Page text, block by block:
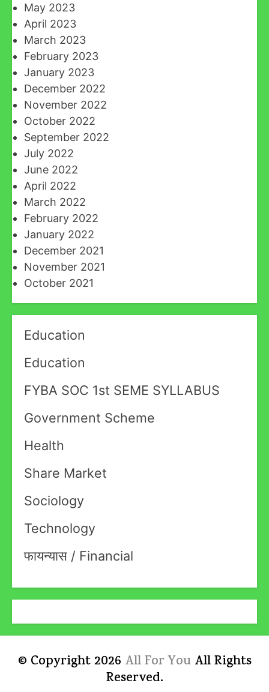
May 2023
April 2023
March 2023
February 2023
January 2023
December 2022
November 2022
October 2022
September 2022
July 2022
June 2022
April 2022
March 2022
February 2022
January 2022
December 2021
November 2021
October 2021
Education
Education
FYBA SOC 1st SEME SYLLABUS
Government Scheme
Health
Share Market
Sociology
Technology
फायन्यास / Financial
© Copyright 2026 All For YouAll Rights
Reserved.